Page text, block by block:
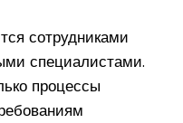
сотрудниками
специалистами.
процессы